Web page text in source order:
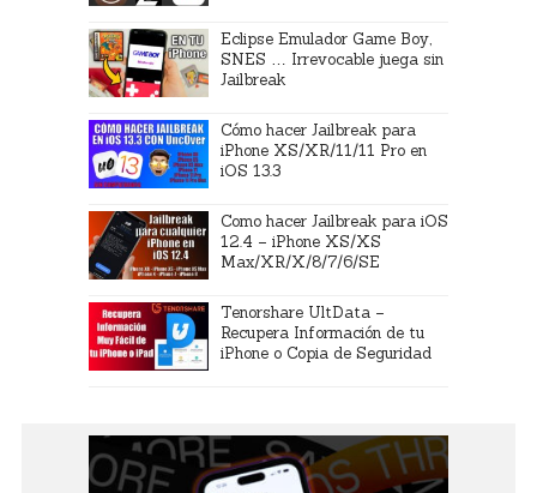
Eclipse Emulador Game Boy,
SNES … Irrevocable juega sin
Jailbreak
Cómo hacer Jailbreak para
iPhone XS/XR/11/11 Pro en
iOS 13.3
Como hacer Jailbreak para iOS
12.4 – iPhone XS/XS
Max/XR/X/8/7/6/SE
Tenorshare UltData –
Recupera Información de tu
iPhone o Copia de Seguridad